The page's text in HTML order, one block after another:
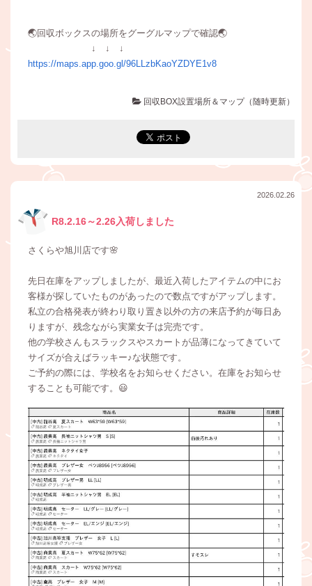
🌏回収ボックスの場所をグーグルマップで確認🌏
↓ ↓ ↓
https://maps.app.goo.gl/96LLzbKaoYZDYE1v8
回収BOX設置場所＆マップ（随時更新）
2026.02.26
R8.2.16～2.26入荷しました
さくらや旭川店です🌸
先日在庫をアップしましたが、最近入荷したアイテムの中にお
客様が探していたものがあったので数点ですがアップします。
私立の合格発表が終わり取り置き以外の方の来店予約が毎日あ
りますが、残念ながら実業女子は完売です。
他の学校さんもスラックスやスカートが品薄になってきていて
サイズが合えばラッキー♪な状態です。
ご予約の際には、学校名をお知らせください。在庫をお知らせ
することも可能です。😃